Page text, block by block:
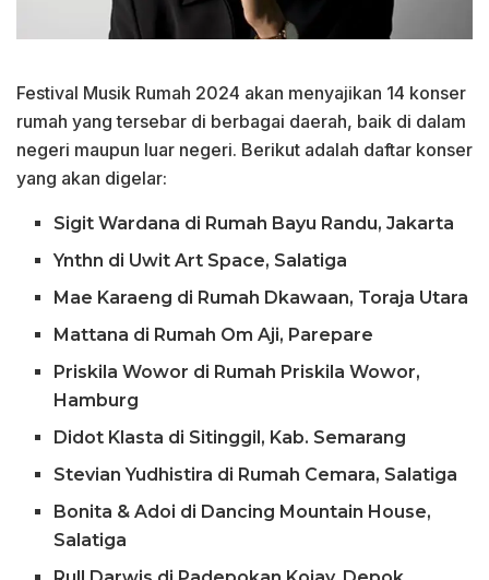
Festival Musik Rumah 2024 akan menyajikan 14 konser
rumah yang tersebar di berbagai daerah, baik di dalam
negeri maupun luar negeri. Berikut adalah daftar konser
yang akan digelar:
Sigit Wardana di Rumah Bayu Randu, Jakarta
Ynthn di Uwit Art Space, Salatiga
Mae Karaeng di Rumah Dkawaan, Toraja Utara
Mattana di Rumah Om Aji, Parepare
Priskila Wowor di Rumah Priskila Wowor,
Hamburg
Didot Klasta di Sitinggil, Kab. Semarang
Stevian Yudhistira di Rumah Cemara, Salatiga
Bonita & Adoi di Dancing Mountain House,
Salatiga